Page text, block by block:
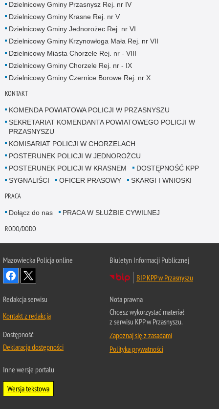
Dzielnicowy Gminy Przasnysz Rej. nr IV
Dzielnicowy Gminy Krasne Rej. nr V
Dzielnicowy Gminy Jednorożec Rej. nr VI
Dzielnicowy Gminy Krzynowłoga Mała Rej. nr VII
Dzielnicowy Miasta Chorzele Rej. nr - VIII
Dzielnicowy Gminy Chorzele Rej. nr - IX
Dzielnicowy Gminy Czernice Borowe Rej. nr X
KONTAKT
KOMENDA POWIATOWA POLICJI W PRZASNYSZU
SEKRETARIAT KOMENDANTA POWIATOWEGO POLICJI W
PRZASNYSZU
KOMISARIAT POLICJI W CHORZELACH
POSTERUNEK POLICJI W JEDNOROŻCU
POSTERUNEK POLICJI W KRASNEM
DOSTĘPNOŚĆ KPP
SYGNALIŚCI
OFICER PRASOWY SKARGI I WNIOSKI
PRACA
Dołącz do nas PRACA W SŁUŻBIE CYWILNEJ
RODO/DODO
Mazowiecka Policja online
Biuletyn Informacji Publicznej
BIP KPP w Przasnyszu
Redakcja serwisu
Kontakt z redakcją
Dostępność
Deklaracja dostępności
Nota prawna
Chcesz wykorzystać materiał
z serwisu KPP w Przasnyszu.
Zapoznaj się z zasadami
Polityka prywatności
Inne wersje portalu
Wersja tekstowa